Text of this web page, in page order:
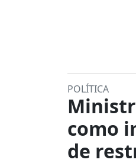
POLÍTICA
como
de